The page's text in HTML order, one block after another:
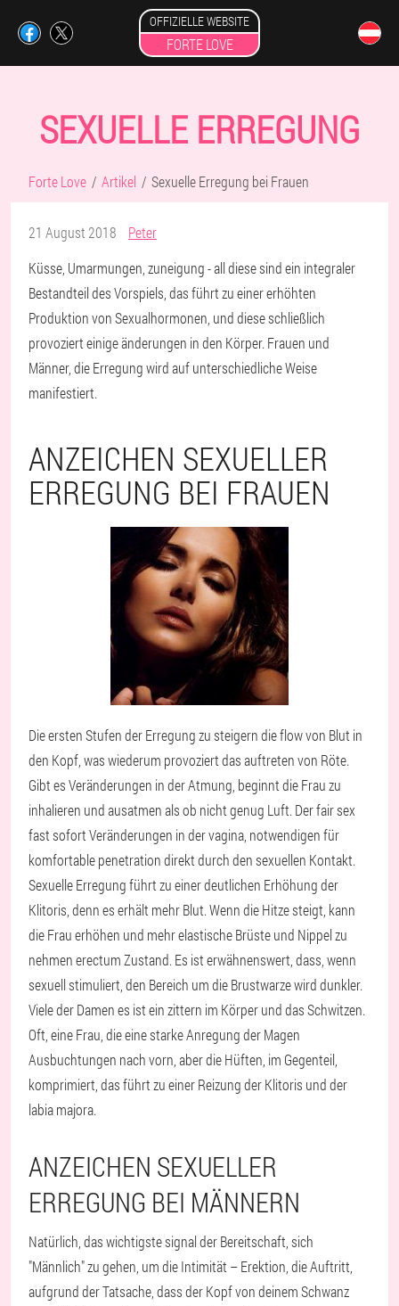
OFFIZIELLE WEBSITE
FORTE LOVE
SEXUELLE ERREGUNG
Forte Love Artikel Sexuelle Erregung bei Frauen
21 August 2018
Peter
Küsse, Umarmungen, zuneigung - all diese sind ein integraler
Bestandteil des Vorspiels, das führt zu einer erhöhten
Produktion von Sexualhormonen, und diese schließlich
provoziert einige änderungen in den Körper. Frauen und
Männer, die Erregung wird auf unterschiedliche Weise
manifestiert.
ANZEICHEN SEXUELLER
ERREGUNG BEI FRAUEN
Die ersten Stufen der Erregung zu steigern die flow von Blut in
den Kopf, was wiederum provoziert das auftreten von Röte.
Gibt es Veränderungen in der Atmung, beginnt die Frau zu
inhalieren und ausatmen als ob nicht genug Luft. Der fair sex
fast sofort Veränderungen in der vagina, notwendigen für
komfortable penetration direkt durch den sexuellen Kontakt.
Sexuelle Erregung führt zu einer deutlichen Erhöhung der
Klitoris, denn es erhält mehr Blut. Wenn die Hitze steigt, kann
die Frau erhöhen und mehr elastische Brüste und Nippel zu
nehmen erectum Zustand. Es ist erwähnenswert, dass, wenn
sexuell stimuliert, den Bereich um die Brustwarze wird dunkler.
Viele der Damen es ist ein zittern im Körper und das Schwitzen.
Oft, eine Frau, die eine starke Anregung der Magen
Ausbuchtungen nach vorn, aber die Hüften, im Gegenteil,
komprimiert, das führt zu einer Reizung der Klitoris und der
labia majora.
ANZEICHEN SEXUELLER
ERREGUNG BEI MÄNNERN
Natürlich, das wichtigste signal der Bereitschaft, sich
"Männlich" zu gehen, um die Intimität – Erektion, die Auftritt,
aufgrund der Tatsache, dass der Kopf von deinem Schwanz